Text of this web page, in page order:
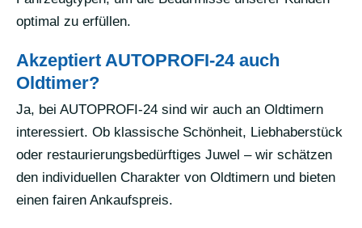
optimal zu erfüllen.
Akzeptiert AUTOPROFI-24 auch
Oldtimer?
Ja, bei AUTOPROFI-24 sind wir auch an Oldtimern
interessiert. Ob klassische Schönheit, Liebhaberstück
oder restaurierungsbedürftiges Juwel – wir schätzen
den individuellen Charakter von Oldtimern und bieten
einen fairen Ankaufspreis.